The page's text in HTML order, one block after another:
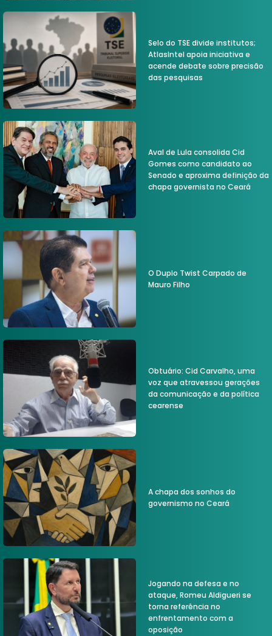
Selo do TSE divide institutos;
AtlasIntel apoia iniciativa e
acende debate sobre precisão
das pesquisas
Aval de Lula consolida Cid
Gomes como candidato ao
Senado e aproxima definição da
chapa governista no Ceará
O Duplo Twist Carpado de
Mauro Filho
Obtuário: Cid Carvalho, uma
voz que atravessou gerações
da comunicação e da política
cearense
A chapa dos sonhos do
governismo no Ceará
Jogando na defesa e no
ataque, Romeu Aldigueri se
torna referência no
enfrentamento com a
oposição